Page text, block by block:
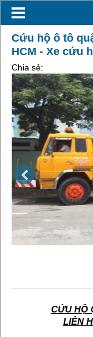
Cứu hộ ô tô
HCM - Xe cứu
Chia sẻ:
CỨU HỘ
LIÊN